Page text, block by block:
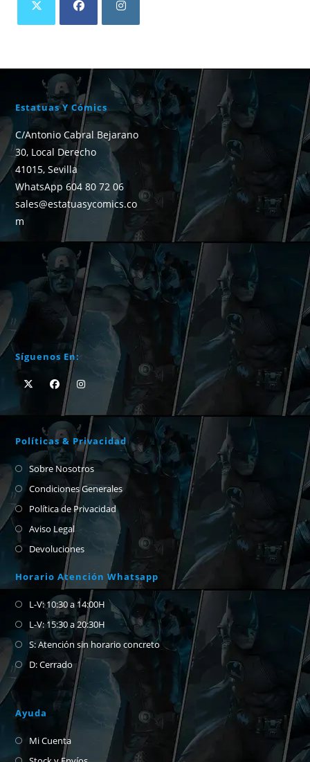
Estatuas Y Cómics
C/Antonio Cabral Bejarano
30, Local Derecho
41015, Sevilla
WhatsApp 604 80 72 06
sales@estatuasycomics.co
m
Síguenos En:
Políticas & Privacidad
Sobre Nosotros
Condiciones Generales
Política de Privacidad
Aviso Legal
Devoluciones
Horario Atención Whatsapp
L-V: 10:30 a 14:00H
L-V: 15:30 a 20:30H
S: Atención sin horario concreto
D: Cerrado
Ayuda
Mi Cuenta